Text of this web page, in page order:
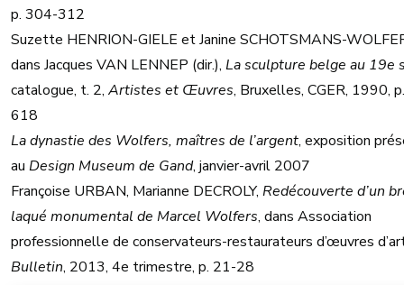
p. 304-312
Suzette HENRION-GIELE et Janine SCHOTSMANS-
dans Jacques VAN LENNEP (dir.), La sculpture belge au 19e
catalogue, t. 2, Artistes et Œuvres, Bruxelles, CGER, 1990,
618
La dynastie des Wolfers, maîtres de l’argent, exposition
au Design Museum de Gand, janvier-avril 2007
Françoise URBAN, Marianne DECROLY, Redécouverte d’un
laqué monumental de Marcel Wolfers, dans Association
professionnelle de conservateurs-restaurateurs d’œuvres
Bulletin, 2013, 4e trimestre, p. 21-28